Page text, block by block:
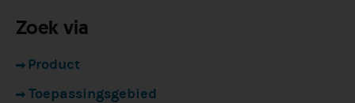
Zoek via
Product
Toepassingsgebied